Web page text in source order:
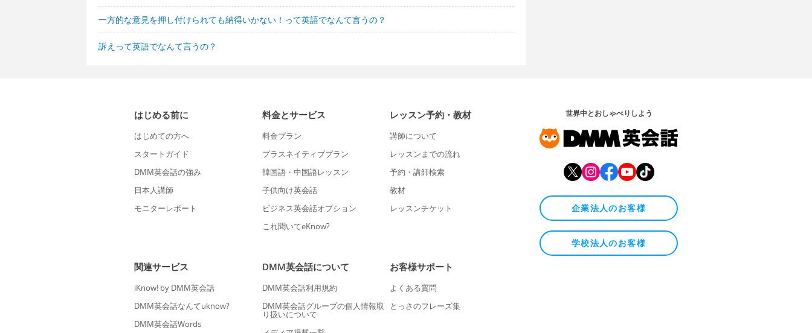
一方的な意見を押し付けられても納得いかない！って英語でなんて言うの？
訴えって英語でなんて言うの？
はじめる前に
はじめての方へ
スタートガイド
DMM英会話の強み
日本人講師
モニターレポート
料金とサービス
料金プラン
プラスネイティブプラン
韓国語・中国語レッスン
子供向け英会話
ビジネス英会話オプション
これ聞いてeKnow?
レッスン予約・教材
講師について
レッスンまでの流れ
予約・講師検索
教材
レッスンチケット
関連サービス
iKnow! by DMM英会話
DMM英会話なんてuknow?
DMM英会話Words
DMM英会話について
DMM英会話利用規約
DMM英会話グループの個人情報取
り扱いについて
お客様サポート
よくある質問
とっさのフレーズ集
世界中とおしゃべりしよう
企業法人のお客様
学校法人のお客様